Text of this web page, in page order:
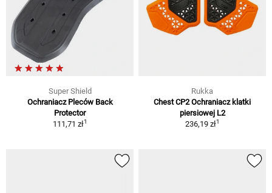
Super Shield
Ochraniacz Pleców Back
Protector
111,71 zł1
Rukka
Chest CP2 Ochraniacz klatki
piersiowej L2
236,19 zł1